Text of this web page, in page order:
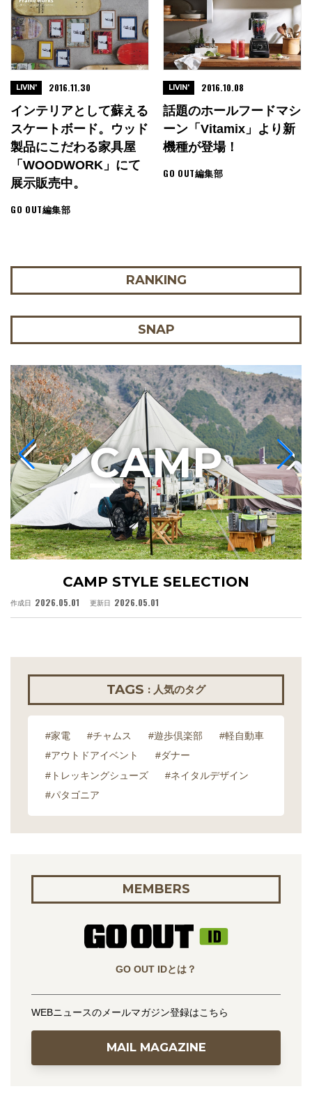
インテリアとして蘇える
スケートボード。ウッド
製品にこだわる家具屋
「WOODWORK」にて
展示販売中。
GO OUT編集部
LIVIN' 2016.11.30
話題のホールフードマシ
ーン「Vitamix」より新
機種が登場！
GO OUT編集部
LIVIN' 2016.10.08
RANKING
SNAP
CAMP STYLE SELECTION
作成日 2026.05.01 更新日 2026.05.01
CAMP
TAGS : 人気のタグ
#家電 #チャムス #遊歩倶楽部
#軽自動車
#アウトドアイベント
#ダナー
#トレッキングシューズ
#ネイタルデザイン
#パタゴニア
MEMBERS
GO OUT IDとは？
WEBニュースのメールマガジン登録はこちら
MAIL MAGAZINE